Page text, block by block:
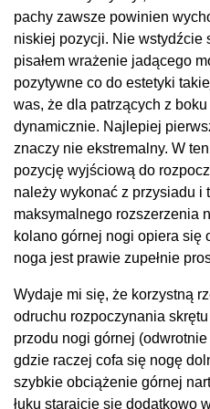
pachy zawsze powinien
niskiej pozycji. Nie wstydźcie
pisałem wrażenie jadącego
pozytywne co do estetyki
was, że dla patrzących z
dynamicznie. Najlepiej
znaczy nie ekstremalny. W
pozycję wyjściową do
należy wykonać z przysiadu i
maksymalnego rozszerzenia
kolano górnej nogi opiera się
noga jest prawie zupełnie
Wydaje mi się, że korzystną
odruchu rozpoczynania
przodu nogi górnej
gdzie raczej cofa się nogę
szybkie obciążenie górnej
łuku starajcie się dodatkowo